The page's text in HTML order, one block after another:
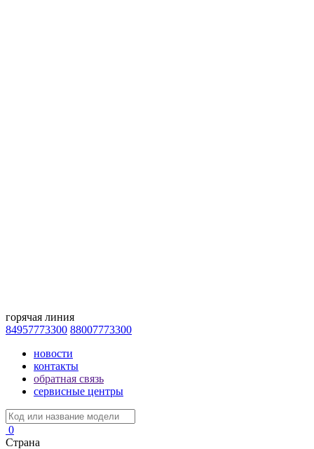
горячая линия
84957773300 88007773300
новости
контакты
обратная связь
сервисные центры
0
Страна